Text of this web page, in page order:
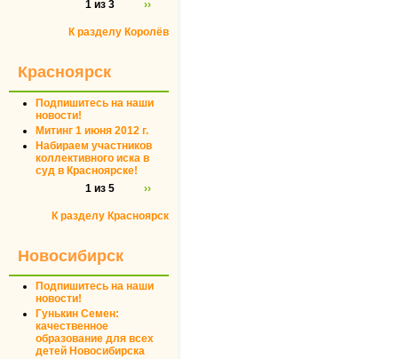
1 из 3 ››
К разделу Королёв
Красноярск
Подпишитесь на наши
новости!
Митинг 1 июня 2012 г.
Набираем участников
коллективного иска в
суд в Красноярске!
1 из 5
››
К разделу Красноярск
Новосибирск
Подпишитесь на наши
новости!
Гунькин Семен:
качественное
образование для всех
детей Новосибирска